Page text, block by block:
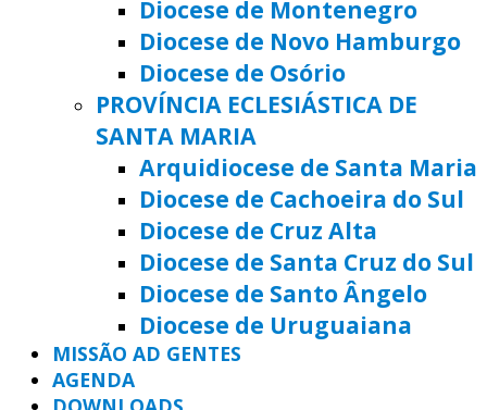
Diocese de Montenegro
Diocese de Novo Hamburgo
Diocese de Osório
PROVÍNCIA ECLESIÁSTICA DE
SANTA MARIA
Arquidiocese de Santa Maria
Diocese de Cachoeira do Sul
Diocese de Cruz Alta
Diocese de Santa Cruz do Sul
Diocese de Santo Ângelo
Diocese de Uruguaiana
MISSÃO AD GENTES
AGENDA